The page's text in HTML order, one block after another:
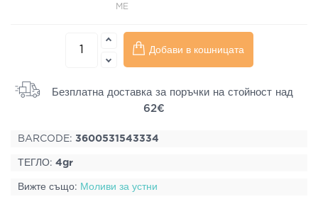
ME
Добави в кошницата
Безплатна доставка за поръчки на стойност над
62€
BARCODE: 3600531543334
ТЕГЛО: 4gr
Вижте също: Моливи за устни